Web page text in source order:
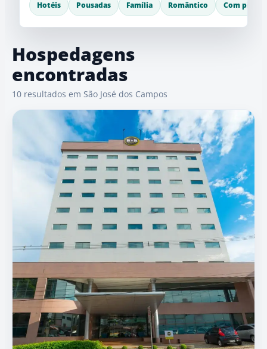
Hotéis Pousadas Família Romântico Com piscina
Hospedagens
encontradas
10 resultados em São José dos Campos